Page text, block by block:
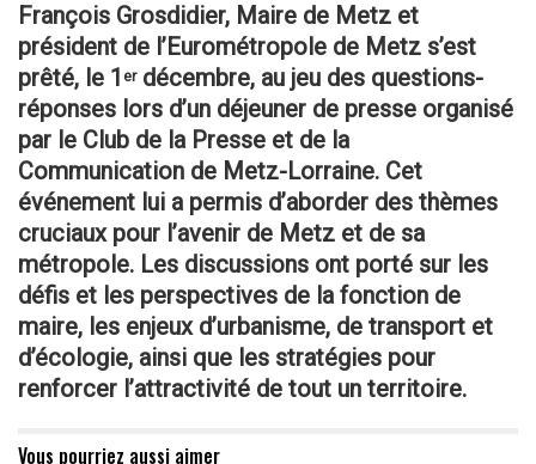
François Grosdidier, Maire de Metz et
président de l’Eurométropole de Metz s’est
prêté, le 1 erdécembre, au jeu des questions-
réponses lors d’un déjeuner de presse organisé
par le Club de la Presse et de la
Communication de Metz-Lorraine. Cet
événement lui a permis d’aborder des thèmes
cruciaux pour l’avenir de Metz et de sa
métropole. Les discussions ont porté sur les
défis et les perspectives de la fonction de
maire, les enjeux d’urbanisme, de transport et
d’écologie, ainsi que les stratégies pour
renforcer l’attractivité de tout un territoire.
Vous pourriez aussi aimer